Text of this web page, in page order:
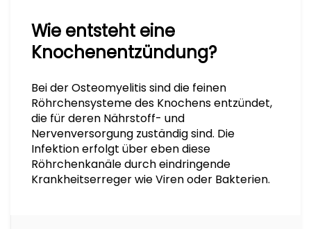
Wie entsteht eine
Knochenentzündung?
Bei der Osteomyelitis sind die feinen
Röhrchensysteme des Knochens entzündet,
die für deren Nährstoff- und
Nervenversorgung zuständig sind. Die
Infektion erfolgt über eben diese
Röhrchenkanäle durch eindringende
Krankheitserreger wie Viren oder Bakterien.